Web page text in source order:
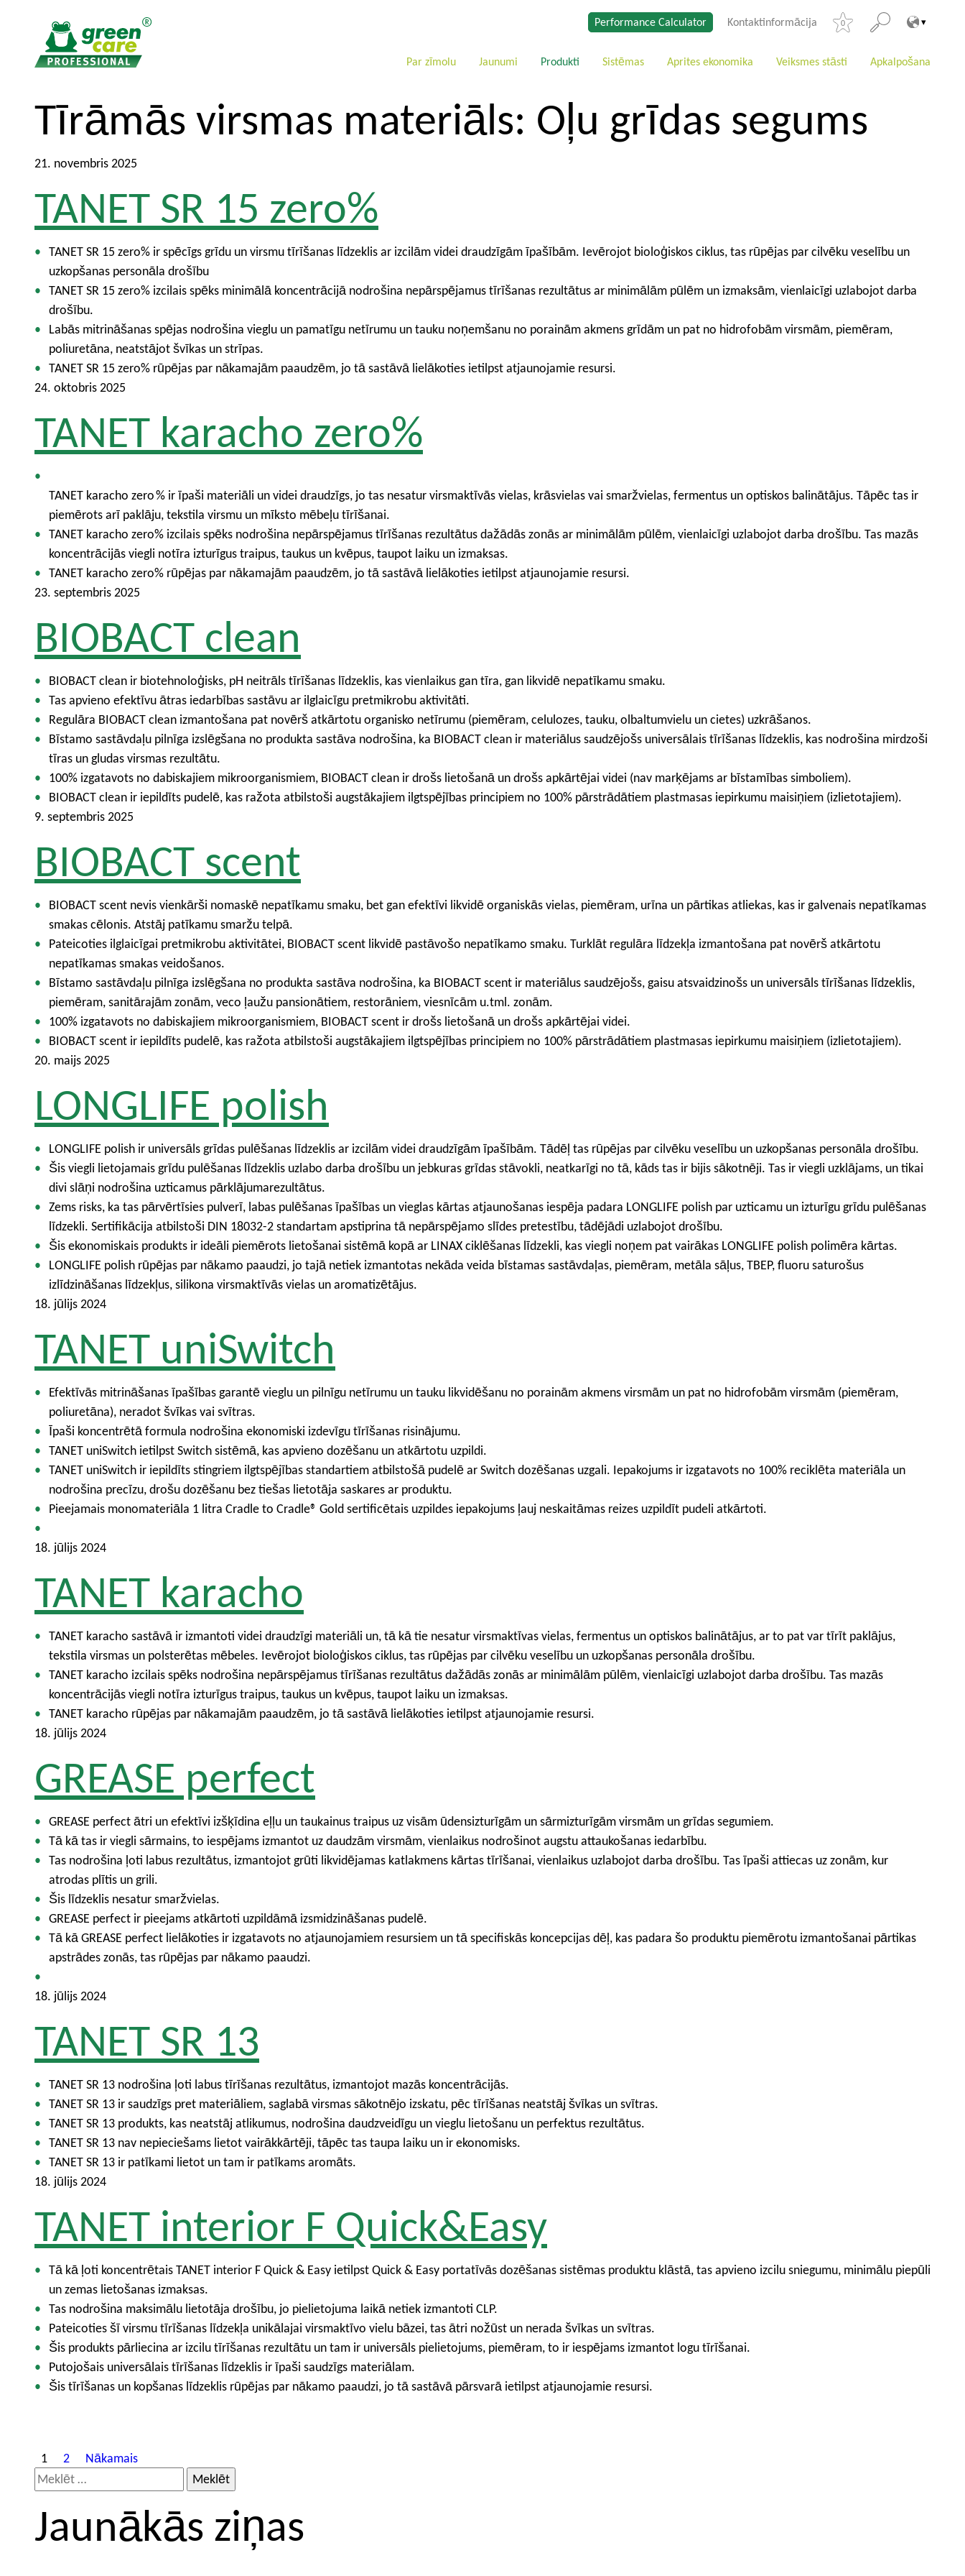
Performance Calculator Kontaktinformācija 0
Par zīmolu Jaunumi Produkti Sistēmas Aprites ekonomika Veiksmes stāsti Apkalpošana
Tīrāmās virsmas materiāls: Oļu grīdas segums
21. novembris 2025
TANET SR 15 zero%
TANET SR 15 zero% ir spēcīgs grīdu un virsmu tīrīšanas līdzeklis ar izcilām videi draudzīgām īpašībām. Ievērojot bioloģiskos ciklus, tas rūpējas par cilvēku veselību un
uzkopšanas personāla drošību
TANET SR 15 zero% izcilais spēks minimālā koncentrācijā nodrošina nepārspējamus tīrīšanas rezultātus ar minimālām pūlēm un izmaksām, vienlaicīgi uzlabojot darba
drošību.
Labās mitrināšanas spējas nodrošina vieglu un pamatīgu netīrumu un tauku noņemšanu no porainām akmens grīdām un pat no hidrofobām virsmām, piemēram,
poliuretāna, neatstājot švīkas un strīpas.
TANET SR 15 zero% rūpējas par nākamajām paaudzēm, jo tā sastāvā lielākoties ietilpst atjaunojamie resursi.
24. oktobris 2025
TANET karacho zero%
TANET karacho zero % ir īpaši materiāli un videi draudzīgs, jo tas nesatur virsmaktīvās vielas, krāsvielas vai smaržvielas, fermentus un optiskos balinātājus. Tāpēc tas ir
piemērots arī paklāju, tekstila virsmu un mīksto mēbeļu tīrīšanai.
TANET karacho zero% izcilais spēks nodrošina nepārspējamus tīrīšanas rezultātus dažādās zonās ar minimālām pūlēm, vienlaicīgi uzlabojot darba drošību. Tas mazās
koncentrācijās viegli notīra izturīgus traipus, taukus un kvēpus, taupot laiku un izmaksas.
TANET karacho zero% rūpējas par nākamajām paaudzēm, jo tā sastāvā lielākoties ietilpst atjaunojamie resursi.
23. septembris 2025
BIOBACT clean
BIOBACT clean ir biotehnoloģisks, pH neitrāls tīrīšanas līdzeklis, kas vienlaikus gan tīra, gan likvidē nepatīkamu smaku.
Tas apvieno efektīvu ātras iedarbības sastāvu ar ilglaicīgu pretmikrobu aktivitāti.
Regulāra BIOBACT clean izmantošana pat novērš atkārtotu organisko netīrumu (piemēram, celulozes, tauku, olbaltumvielu un cietes) uzkrāšanos.
Bīstamo sastāvdaļu pilnīga izslēgšana no produkta sastāva nodrošina, ka BIOBACT clean ir materiālus saudzējošs universālais tīrīšanas līdzeklis, kas nodrošina mirdzoši
tīras un gludas virsmas rezultātu.
100% izgatavots no dabiskajiem mikroorganismiem, BIOBACT clean ir drošs lietošanā un drošs apkārtējai videi (nav marķējams ar bīstamības simboliem).
BIOBACT clean ir iepildīts pudelē, kas ražota atbilstoši augstākajiem ilgtspējības principiem no 100% pārstrādātiem plastmasas iepirkumu maisiņiem (izlietotajiem).
9. septembris 2025
BIOBACT scent
BIOBACT scent nevis vienkārši nomaskē nepatīkamu smaku, bet gan efektīvi likvidē organiskās vielas, piemēram, urīna un pārtikas atliekas, kas ir galvenais nepatīkamas
smakas cēlonis. Atstāj patīkamu smaržu telpā.
Pateicoties ilglaicīgai pretmikrobu aktivitātei, BIOBACT scent likvidē pastāvošo nepatīkamo smaku. Turklāt regulāra līdzekļa izmantošana pat novērš atkārtotu
nepatīkamas smakas veidošanos.
Bīstamo sastāvdaļu pilnīga izslēgšana no produkta sastāva nodrošina, ka BIOBACT scent ir materiālus saudzējošs, gaisu atsvaidzinošs un universāls tīrīšanas līdzeklis,
piemēram, sanitārajām zonām, veco ļaužu pansionātiem, restorāniem, viesnīcām u.tml. zonām.
100% izgatavots no dabiskajiem mikroorganismiem, BIOBACT scent ir drošs lietošanā un drošs apkārtējai videi.
BIOBACT scent ir iepildīts pudelē, kas ražota atbilstoši augstākajiem ilgtspējības principiem no 100% pārstrādātiem plastmasas iepirkumu maisiņiem (izlietotajiem).
20. maijs 2025
LONGLIFE polish
LONGLIFE polish ir universāls grīdas pulēšanas līdzeklis ar izcilām videi draudzīgām īpašībām. Tādēļ tas rūpējas par cilvēku veselību un uzkopšanas personāla drošību.
Šis viegli lietojamais grīdu pulēšanas līdzeklis uzlabo darba drošību un jebkuras grīdas stāvokli, neatkarīgi no tā, kāds tas ir bijis sākotnēji. Tas ir viegli uzklājams, un tikai
divi slāņi nodrošina uzticamus pārklājumarezultātus.
Zems risks, ka tas pārvērtīsies pulverī, labas pulēšanas īpašības un vieglas kārtas atjaunošanas iespēja padara LONGLIFE polish par uzticamu un izturīgu grīdu pulēšanas
līdzekli. Sertifikācija atbilstoši DIN 18032-2 standartam apstiprina tā nepārspējamo slīdes pretestību, tādējādi uzlabojot drošību.
Šis ekonomiskais produkts ir ideāli piemērots lietošanai sistēmā kopā ar LINAX ciklēšanas līdzekli, kas viegli noņem pat vairākas LONGLIFE polish polimēra kārtas.
LONGLIFE polish rūpējas par nākamo paaudzi, jo tajā netiek izmantotas nekāda veida bīstamas sastāvdaļas, piemēram, metāla sāļus, TBEP, fluoru saturošus
izlīdzināšanas līdzekļus, silikona virsmaktīvās vielas un aromatizētājus.
18. jūlijs 2024
TANET uniSwitch
Efektīvās mitrināšanas īpašības garantē vieglu un pilnīgu netīrumu un tauku likvidēšanu no porainām akmens virsmām un pat no hidrofobām virsmām (piemēram,
poliuretāna), neradot švīkas vai svītras.
Īpaši koncentrētā formula nodrošina ekonomiski izdevīgu tīrīšanas risinājumu.
TANET uniSwitch ietilpst Switch sistēmā, kas apvieno dozēšanu un atkārtotu uzpildi.
TANET uniSwitch ir iepildīts stingriem ilgtspējības standartiem atbilstošā pudelē ar Switch dozēšanas uzgali. Iepakojums ir izgatavots no 100% reciklēta materiāla un
nodrošina precīzu, drošu dozēšanu bez tiešas lietotāja saskares ar produktu.
Pieejamais monomateriāla 1 litra Cradle to Cradle® Gold sertificētais uzpildes iepakojums ļauj neskaitāmas reizes uzpildīt pudeli atkārtoti.
18. jūlijs 2024
TANET karacho
TANET karacho sastāvā ir izmantoti videi draudzīgi materiāli un, tā kā tie nesatur virsmaktīvas vielas, fermentus un optiskos balinātājus, ar to pat var tīrīt paklājus,
tekstila virsmas un polsterētas mēbeles. Ievērojot bioloģiskos ciklus, tas rūpējas par cilvēku veselību un uzkopšanas personāla drošību.
TANET karacho izcilais spēks nodrošina nepārspējamus tīrīšanas rezultātus dažādās zonās ar minimālām pūlēm, vienlaicīgi uzlabojot darba drošību. Tas mazās
koncentrācijās viegli notīra izturīgus traipus, taukus un kvēpus, taupot laiku un izmaksas.
TANET karacho rūpējas par nākamajām paaudzēm, jo tā sastāvā lielākoties ietilpst atjaunojamie resursi.
18. jūlijs 2024
GREASE perfect
GREASE perfect ātri un efektīvi izšķīdina eļļu un taukainus traipus uz visām ūdensizturīgām un sārmizturīgām virsmām un grīdas segumiem.
Tā kā tas ir viegli sārmains, to iespējams izmantot uz daudzām virsmām, vienlaikus nodrošinot augstu attaukošanas iedarbību.
Tas nodrošina ļoti labus rezultātus, izmantojot grūti likvidējamas katlakmens kārtas tīrīšanai, vienlaikus uzlabojot darba drošību. Tas īpaši attiecas uz zonām, kur
atrodas plītis un grili.
Šis līdzeklis nesatur smaržvielas.
GREASE perfect ir pieejams atkārtoti uzpildāmā izsmidzināšanas pudelē.
Tā kā GREASE perfect lielākoties ir izgatavots no atjaunojamiem resursiem un tā specifiskās koncepcijas dēļ, kas padara šo produktu piemērotu izmantošanai pārtikas
apstrādes zonās, tas rūpējas par nākamo paaudzi.
18. jūlijs 2024
TANET SR 13
TANET SR 13 nodrošina ļoti labus tīrīšanas rezultātus, izmantojot mazās koncentrācijās.
TANET SR 13 ir saudzīgs pret materiāliem, saglabā virsmas sākotnējo izskatu, pēc tīrīšanas neatstāj švīkas un svītras.
TANET SR 13 produkts, kas neatstāj atlikumus, nodrošina daudzveidīgu un vieglu lietošanu un perfektus rezultātus.
TANET SR 13 nav nepieciešams lietot vairākkārtēji, tāpēc tas taupa laiku un ir ekonomisks.
TANET SR 13 ir patīkami lietot un tam ir patīkams aromāts.
18. jūlijs 2024
TANET interior F Quick&Easy
Tā kā ļoti koncentrētais TANET interior F Quick & Easy ietilpst Quick & Easy portatīvās dozēšanas sistēmas produktu klāstā, tas apvieno izcilu sniegumu, minimālu piepūli
un zemas lietošanas izmaksas.
Tas nodrošina maksimālu lietotāja drošību, jo pielietojuma laikā netiek izmantoti CLP.
Pateicoties šī virsmu tīrīšanas līdzekļa unikālajai virsmaktīvo vielu bāzei, tas ātri nožūst un nerada švīkas un svītras.
Šis produkts pārliecina ar izcilu tīrīšanas rezultātu un tam ir universāls pielietojums, piemēram, to ir iespējams izmantot logu tīrīšanai.
Putojošais universālais tīrīšanas līdzeklis ir īpaši saudzīgs materiālam.
Šis tīrīšanas un kopšanas līdzeklis rūpējas par nākamo paaudzi, jo tā sastāvā pārsvarā ietilpst atjaunojamie resursi.
Z
i
ņ
u
1 2
Nākamais
M
e
lJaunākās ziņas